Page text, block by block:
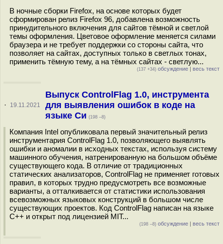
В ночные сборки Firefox, на основе которых будет
сформирован релиз Firefox 96, добавлена возможность
принудительного включения для сайтов тёмной и светлой
темы оформления. Цветовое оформление меняется силами
браузера и не требует поддержки со стороны сайта, что
позволяет на сайтах, доступных только в светлых тонах,
применить тёмную тему, а на тёмных сайтах - светлую...
(137 +34) обсуждение | весь текст
· 19.11.2021
Выпуск ControlFlag 1.0, инструмента
для выявления ошибок в коде на
языке Си (198 –8)
Компания Intel опубликовала первый значительный релиз
инструментария ControlFlag 1.0, позволяющего выявлять
ошибки и аномалии в исходных текстах, используя систему
машинного обучения, натренированную на большом объёме
существующего кода. В отличие от традиционных
статических анализаторов, ControlFlag не применяет готовых
правил, в которых трудно предусмотреть все возможные
варианты, а отталкивается от статистики использования
всевозможных языковых конструкций в большом числе
существующих проектов. Код ControlFlag написан на языке
С++ и открыт под лицензией MIT...
(198 –8) обсуждение | весь текст